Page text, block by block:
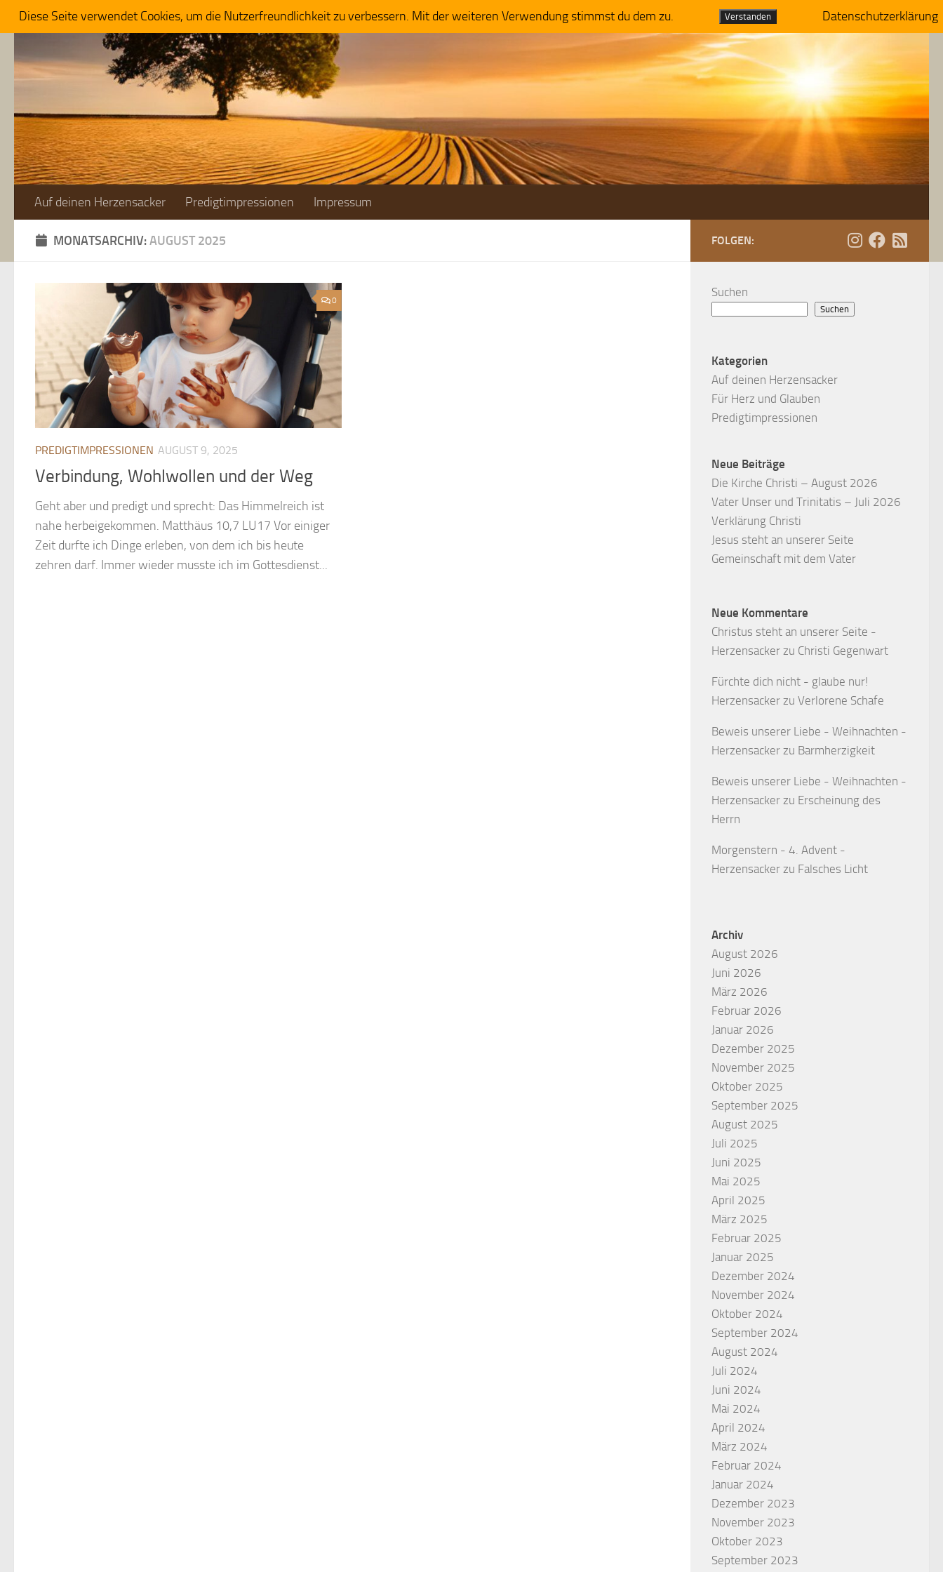
Zum Inhalt springen
Auf deinen Herzensacker Predigtimpressionen Impressum
MONATSARCHIV:AUGUST 2025
0
PREDIGTIMPRESSIONEN AUGUST 9, 2025
Verbindung, Wohlwollen und der Weg
Geht aber und predigt und sprecht: Das Himmelreich ist
nahe herbeigekommen. Matthäus 10,7 LU17 Vor einiger
Zeit durfte ich Dinge erleben, von dem ich bis heute
zehren darf. Immer wieder musste ich im Gottesdienst...
FOLGEN:
Suchen
Suchen
Kategorien
Auf deinen Herzensacker
Für Herz und Glauben
Predigtimpressionen
Neue Beiträge
Die Kirche Christi – August 2026
Vater Unser und Trinitatis – Juli 2026
Verklärung Christi
Jesus steht an unserer Seite
Gemeinschaft mit dem Vater
Neue Kommentare
Christus steht an unserer Seite -
Herzensacker zu Christi Gegenwart
Fürchte dich nicht - glaube nur!
Herzensacker zu Verlorene Schafe
Beweis unserer Liebe - Weihnachten -
Herzensacker zu Barmherzigkeit
Beweis unserer Liebe - Weihnachten -
Herzensacker zu Erscheinung des
Herrn
Morgenstern - 4. Advent -
Herzensacker zu Falsches Licht
Archiv
August 2026
Juni 2026
März 2026
Februar 2026
Januar 2026
Dezember 2025
November 2025
Oktober 2025
September 2025
August 2025
Juli 2025
Juni 2025
Mai 2025
April 2025
März 2025
Februar 2025
Januar 2025
Dezember 2024
November 2024
Oktober 2024
September 2024
August 2024
Juli 2024
Juni 2024
Mai 2024
April 2024
März 2024
Februar 2024
Januar 2024
Dezember 2023
November 2023
Oktober 2023
September 2023
Diese Seite verwendet Cookies, um die Nutzerfreundlichkeit zu verbessern. Mit der weiteren Verwendung stimmst du dem zu. Verstanden Datenschutzerklärung